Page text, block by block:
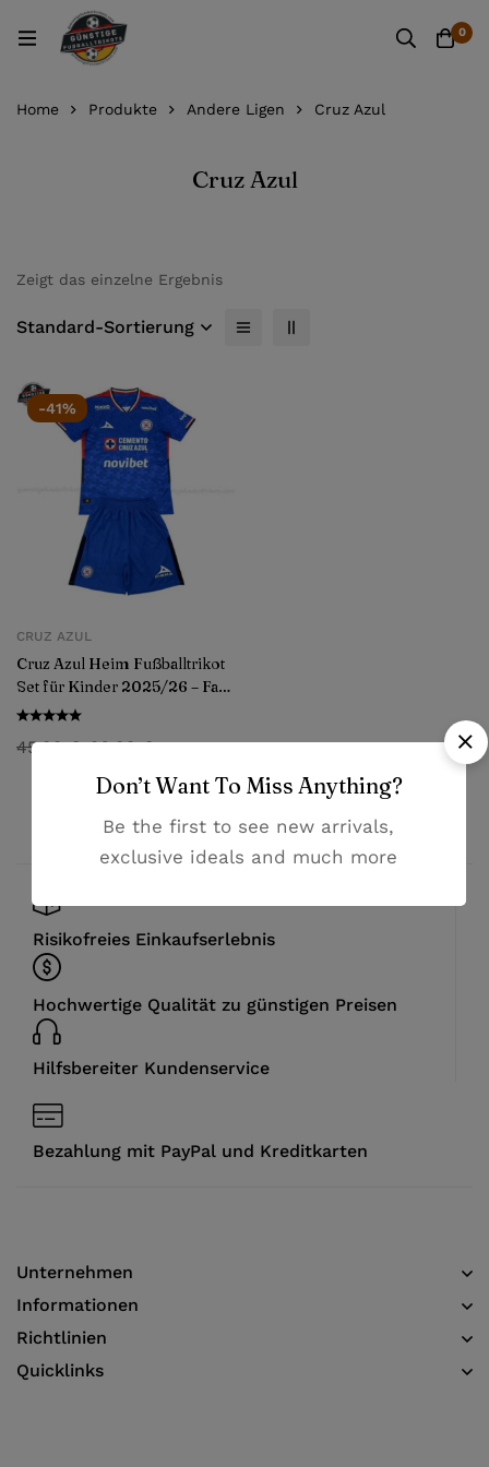
0
Home Produkte Andere Ligen Cruz Azul
Cruz Azul
Zeigt das einzelne Ergebnis
Standard-Sortierung
-41%
CRUZ AZUL
Cruz Azul Heim Fußballtrikot
Set für Kinder 2025/26 – Fan
Version
45,99€ 26,99€
Risikofreies Einkaufserlebnis
Hochwertige Qualität zu günstigen Preisen
Hilfsbereiter Kundenservice
Bezahlung mit PayPal und Kreditkarten
Unternehmen
Informationen​
Richtlinien
Quicklinks
Don’t Want To Miss Anything?
Be the first to see new arrivals,
exclusive ideals and much more